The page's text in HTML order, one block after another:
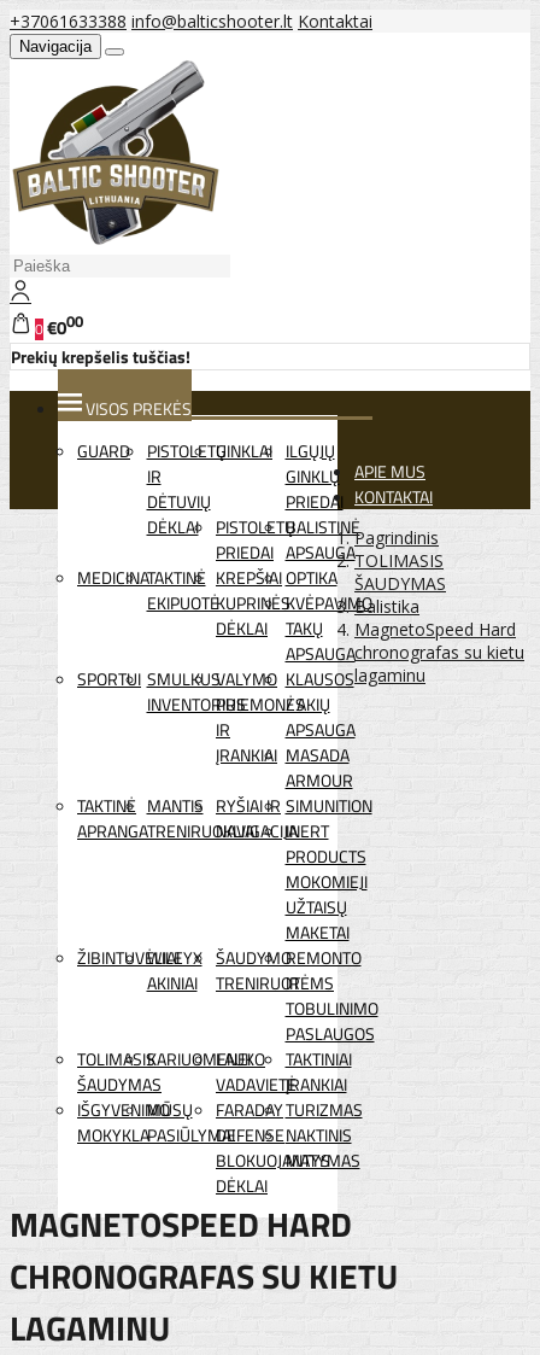
+37061633388 info@balticshooter.lt Kontaktai
Navigacija
0€000
Prekių krepšelis tuščias!
VISOS PREKĖS
GUARD
PISTOLETŲ
IR
DĖTUVIŲ
DĖKLAI
GINKLAI ILGŲJŲ
GINKLŲ
PRIEDAI
PISTOLETŲ
PRIEDAI
BALISTINĖ
APSAUGA
MEDICINATAKTINĖ
EKIPUOTĖ
KREPŠIAI
KUPRINĖS
DĖKLAI
OPTIKA
KVĖPAVIMO
TAKŲ
APSAUGA
SPORTUI SMULKUS
INVENTORIUS
VALYMO
PRIEMONĖS
IR
ĮRANKIAI
KLAUSOS
/ AKIŲ
APSAUGA
MASADA
ARMOUR
TAKTINĖ
APRANGA
MANTIS
TRENIRUOKLIAI
RYŠIAI IR
NAVIGACIJA
SIMUNITION
INERT
PRODUCTS
MOKOMIEJI
UŽTAISŲ
MAKETAI
ŽIBINTUVĖLIAI
WILEYX
AKINIAI
ŠAUDYMO
TRENIRUOTĖMS
REMONTO
IR
TOBULINIMO
PASLAUGOS
TOLIMASIS
ŠAUDYMAS
KARIUOMENEI
LAUKO
VADAVIETĖ
TAKTINIAI
ĮRANKIAI
IŠGYVENIMO
MOKYKLA
MŪSŲ
PASIŪLYMAI
FARADAY
DEFENSE
BLOKUOJANTYS
DĖKLAI
TURIZMAS
NAKTINIS
MATYMAS
APIE MUS
KONTAKTAI
Pagrindinis
TOLIMASIS
ŠAUDYMAS
Balistika
MagnetoSpeed Hard
chronografas su kietu
lagaminu
MAGNETOSPEED HARD
CHRONOGRAFAS SU KIETU
LAGAMINU